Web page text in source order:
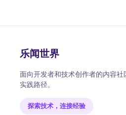
乐闻世界
面向开发者和技术创作者的内容
实践路径。
探索技术，连接经验